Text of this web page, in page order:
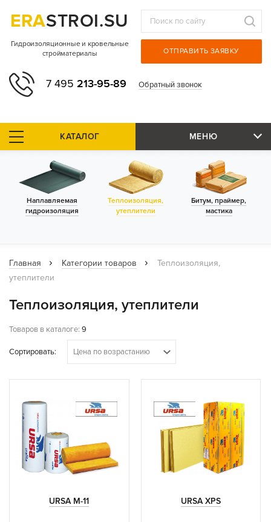
ERASTROI.SU
Гидроизоляционные и кровельные
стройматериалы
7 495 213-95-89 Обратный звонок
ОТПРАВИТЬ ЗАЯВКУ
КАТАЛОГ МЕНЮ
Наплавляемая
гидроизоляция
Теплоизоляция,
утеплители
Битум, праймер,
мастика
Главная Категории товаров
Теплоизоляция,
утеплители
Теплоизоляция, утеплители
Товаров в каталоге: 9
Сортировать: Цена по возрастанию
URSA M-11 URSA XPS